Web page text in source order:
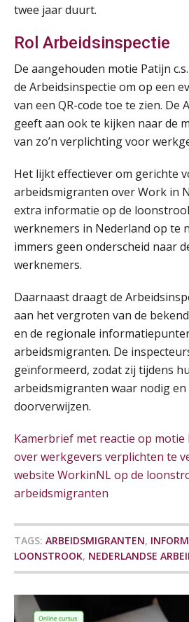
twee jaar duurt.
Rol Arbeidsinspectie
De aangehouden motie Patijn
de Arbeidsinspectie om op een
van een QR-code toe te zien. De
geeft aan ook te kijken naar de
van zo’n verplichting voor
Het lijkt effectiever om gerichte
arbeidsmigranten over Work in
extra informatie op de
werknemers in Nederland op te
immers geen onderscheid naar
werknemers.
Daarnaast draagt de
aan het vergroten van de
en de regionale
arbeidsmigranten. De
geïnformeerd, zodat zij tijdens
arbeidsmigranten waar nodig
doorverwijzen.
Kamerbrief met reactie op motie
over werkgevers verplichten te
website WorkinNL op de
arbeidsmigranten
TAGS: ARBEIDSMIGRANTEN,
LOONSTROOK, NEDERLANDSE
die van
een krappe
SEP
MOCuitgevers
09
SEP
MOCuitgevers
16
SEP
MOCuitgevers
17
SEP
MOCuitgevers
17
SEP
17
SEP
SD Worx
17
SEP
MOCuitgevers
21
24
SEP
MOCuitgevers
24
SEP
MOCuitgevers
SEP
MOCuitgevers